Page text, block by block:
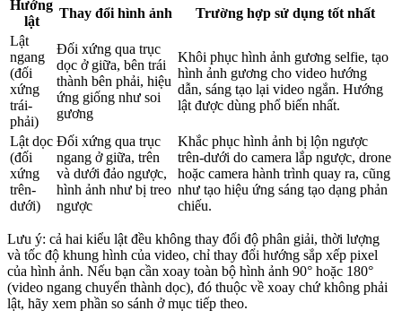
Hướng
lật
Thay đổi hình ảnh
Trường hợp sử dụng tốt nhất
Lật
ngang
(đối
xứng
trái-
phải)
Đối xứng qua trục
dọc ở giữa, bên trái
thành bên phải, hiệu
ứng giống như soi
gương
Khôi phục hình ảnh gương selfie, tạo
hình ảnh gương cho video hướng
dẫn, sáng tạo lại video ngắn. Hướng
lật được dùng phổ biến nhất.
Lật dọc
(đối
xứng
trên-
dưới)
Đối xứng qua trục
ngang ở giữa, trên
và dưới đảo ngược,
hình ảnh như bị treo
ngược
Khắc phục hình ảnh bị lộn ngược
trên-dưới do camera lắp ngược, drone
hoặc camera hành trình quay ra, cũng
như tạo hiệu ứng sáng tạo dạng phản
chiếu.
Lưu ý: cả hai kiểu lật đều không thay đổi độ phân giải, thời lượng
và tốc độ khung hình của video, chỉ thay đổi hướng sắp xếp pixel
của hình ảnh. Nếu bạn cần xoay toàn bộ hình ảnh 90° hoặc 180°
(video ngang chuyển thành dọc), đó thuộc về xoay chứ không phải
lật, hãy xem phần so sánh ở mục tiếp theo.